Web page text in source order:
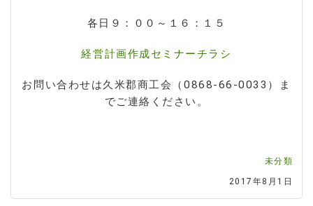
各日９：００～１６：１５
経営計画作成セミナーチラシ
お問い合わせは久米郡商工会（0868-66-0033）ま
でご連絡ください。
未分類
2017年8月1日